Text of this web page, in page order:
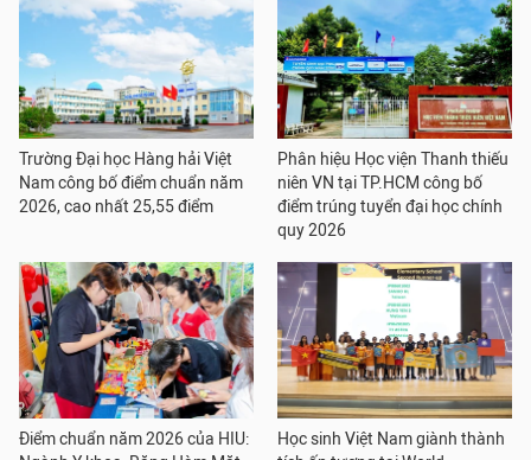
Trường Đại học Hàng hải Việt
Nam công bố điểm chuẩn năm
2026, cao nhất 25,55 điểm
Phân hiệu Học viện Thanh thiếu
niên VN tại TP.HCM công bố
điểm trúng tuyển đại học chính
quy 2026
Điểm chuẩn năm 2026 của HIU:
Học sinh Việt Nam giành thành